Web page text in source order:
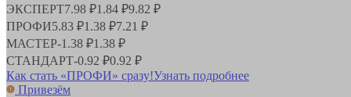
ЭКСПЕРТ7.98 ₽1.84 ₽9.82 ₽
ПРОФИ5.83 ₽1.38 ₽7.21 ₽
МАСТЕР-1.38 ₽1.38 ₽
СТАНДАРТ-0.92 ₽0.92 ₽
Как стать «ПРОФИ» сразу!Узнать подробнее
Привезём